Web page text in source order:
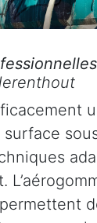
surface